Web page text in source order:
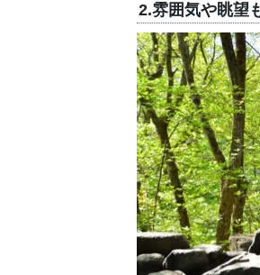
2.雰囲気や眺望